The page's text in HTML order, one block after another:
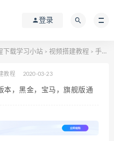
登录
下载学习小站 > 视频搭建教程 > 手游棋牌教程
教程 2020-03-23
本，黑金，宝马，旗舰版通